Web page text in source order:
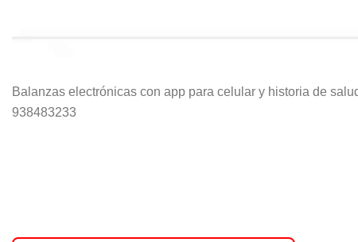
Balanzas electrónicas con app para celular y historia de
938483233